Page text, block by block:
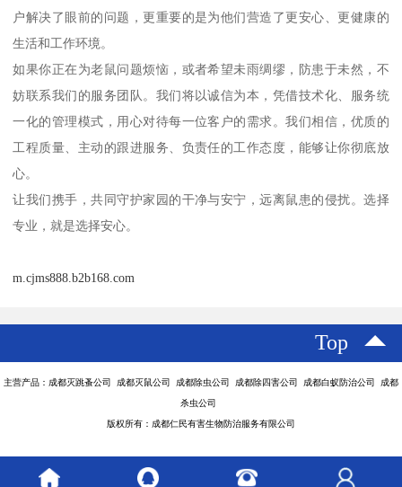
户解决了眼前的问题，更重要的是为他们营造了更安心、更健康的
生活和工作环境。
如果你正在为老鼠问题烦恼，或者希望未雨绸缪，防患于未然，不
妨联系我们的服务团队。我们将以诚信为本，凭借技术化、服务统
一化的管理模式，用心对待每一位客户的需求。我们相信，优质的
工程质量、主动的跟进服务、负责任的工作态度，能够让你彻底放
心。
让我们携手，共同守护家园的干净与安宁，远离鼠患的侵扰。选择
专业，就是选择安心。
m.cjms888.b2b168.com
Top
主营产品：成都灭跳蚤公司 成都灭鼠公司 成都除虫公司 成都除四害公司 成都白蚁防治公司 成都
杀虫公司
版权所有：成都仁民有害生物防治服务有限公司